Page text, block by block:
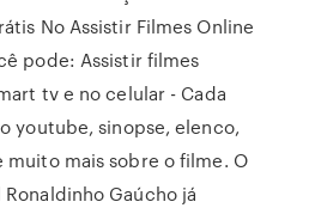
No Assistir Filmes Online
pode: Assistir filmes
tv e no celular - Cada
youtube, sinopse, elenco,
muito mais sobre o filme. O
Gaúcho já